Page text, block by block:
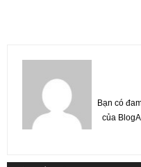
Bạn có
của